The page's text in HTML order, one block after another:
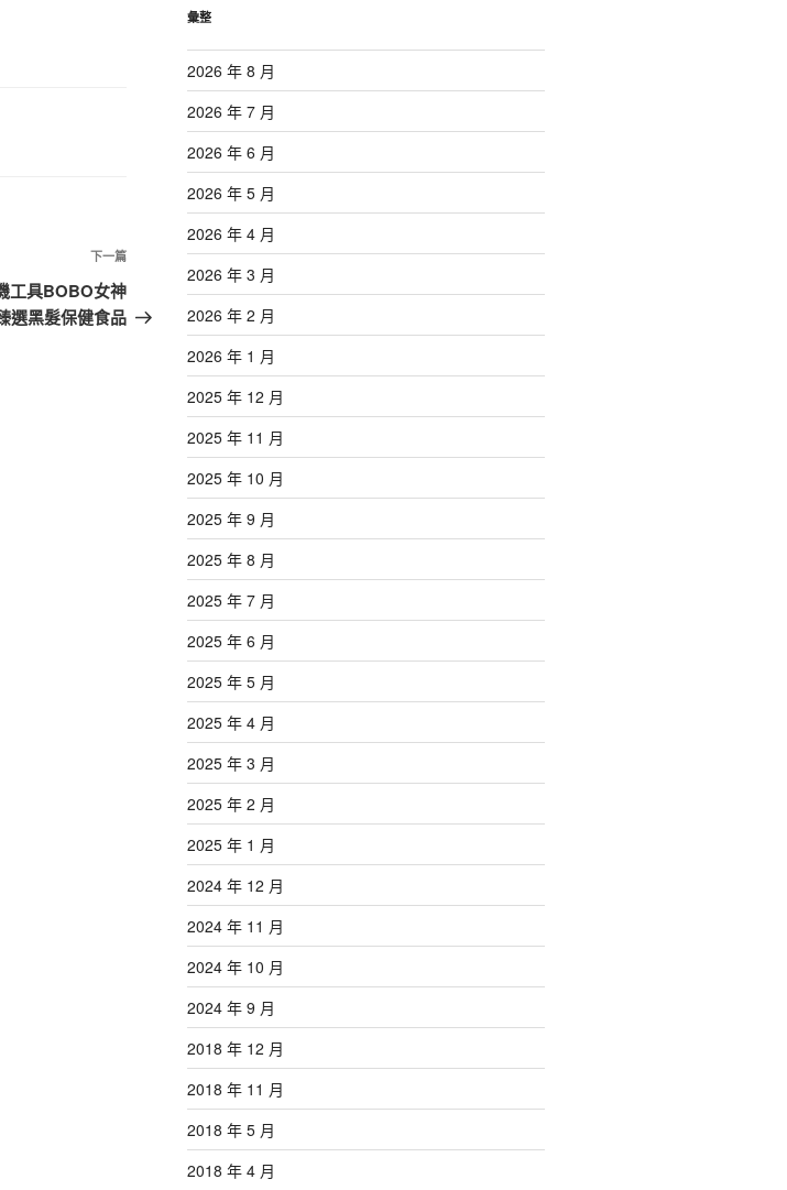
下
一
篇
下一篇
工具BOBO女神
選黑髮保健食品
彙整
2026 年 8 月
2026 年 7 月
2026 年 6 月
2026 年 5 月
2026 年 4 月
2026 年 3 月
2026 年 2 月
2026 年 1 月
2025 年 12 月
2025 年 11 月
2025 年 10 月
2025 年 9 月
2025 年 8 月
2025 年 7 月
2025 年 6 月
2025 年 5 月
2025 年 4 月
2025 年 3 月
2025 年 2 月
2025 年 1 月
2024 年 12 月
2024 年 11 月
2024 年 10 月
2024 年 9 月
2018 年 12 月
2018 年 11 月
2018 年 5 月
2018 年 4 月